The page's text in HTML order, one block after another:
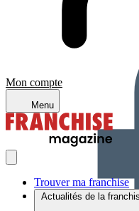
Mon compte
Menu
Trouver ma franchise
Actualités de la